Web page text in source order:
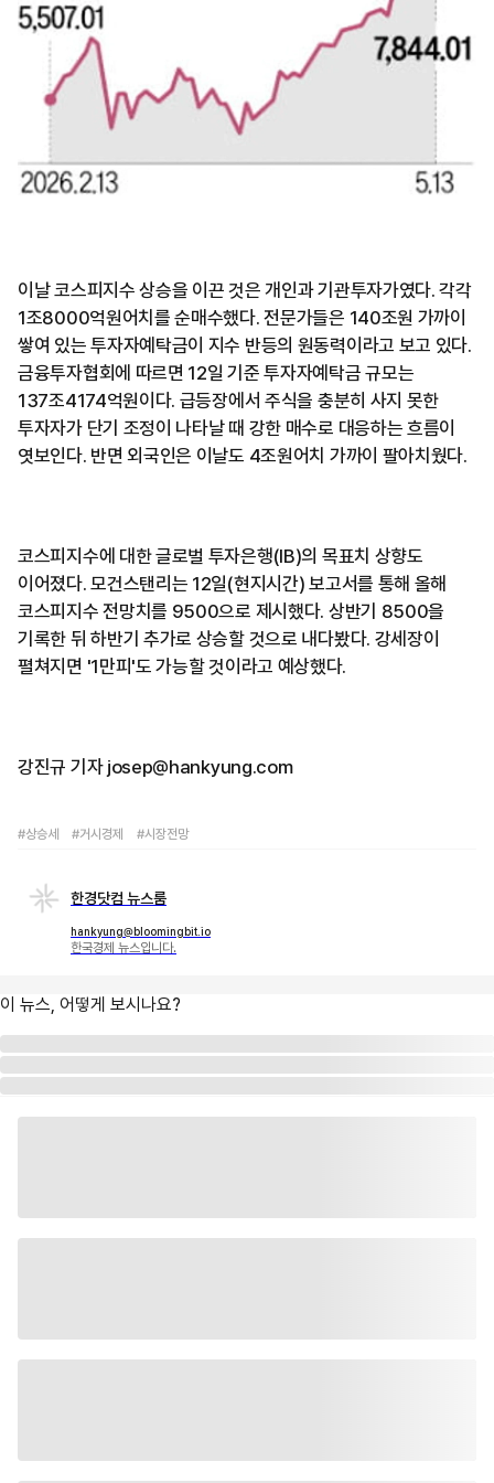
이날 코스피지수 상승을 이끈 것은 개인과 기관투자가였다. 각각
1조8000억원어치를 순매수했다. 전문가들은 140조원 가까이
쌓여 있는 투자자예탁금이 지수 반등의 원동력이라고 보고 있다.
금융투자협회에 따르면 12일 기준 투자자예탁금 규모는
137조4174억원이다. 급등장에서 주식을 충분히 사지 못한
투자자가 단기 조정이 나타날 때 강한 매수로 대응하는 흐름이
엿보인다. 반면 외국인은 이날도 4조원어치 가까이 팔아치웠다.
코스피지수에 대한 글로벌 투자은행(IB)의 목표치 상향도
이어졌다. 모건스탠리는 12일(현지시간) 보고서를 통해 올해
코스피지수 전망치를 9500으로 제시했다. 상반기 8500을
기록한 뒤 하반기 추가로 상승할 것으로 내다봤다. 강세장이
펼쳐지면 '1만피'도 가능할 것이라고 예상했다.
강진규 기자 josep@hankyung.com
#상승세 #거시경제 #시장전망
한경닷컴 뉴스룸
hankyung@bloomingbit.io
한국경제 뉴스입니다.
이 뉴스, 어떻게 보시나요?